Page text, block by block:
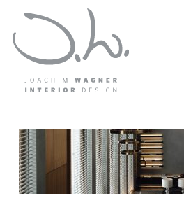
main
content